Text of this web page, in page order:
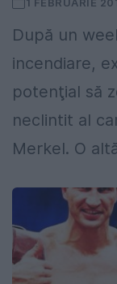
1 FEBRUARIE
După un
incendiare,
potenţial să
neclintit al
Merkel. O